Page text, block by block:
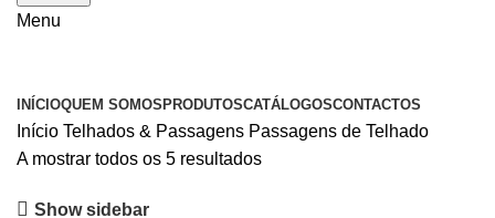
Menu
INÍCIOQUEM SOMOS PRODUTOSCATÁLOGOSCONTACTOS
Início Telhados & Passagens Passagens de Telhado
A mostrar todos os 5 resultadosOrdenado
Show sidebar